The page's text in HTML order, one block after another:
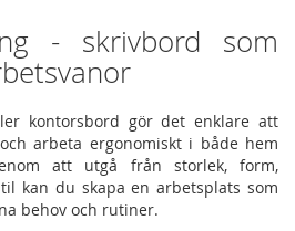
- skrivbord som
kontorsbord gör det enklare att
arbeta ergonomiskt i både hem
att utgå från storlek, form,
kan du skapa en arbetsplats som
behov och rutiner.